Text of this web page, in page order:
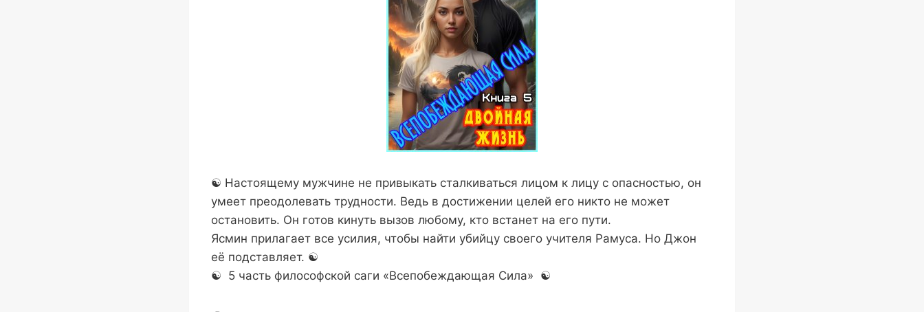
☯︎ ︎Настоящему мужчине не привыкать сталкиваться лицом к лицу с опасностью, он
умеет преодолевать трудности. Ведь в достижении целей его никто не может
остановить. Он готов кинуть вызов любому, кто встанет на его пути. ︎
Ясмин прилагает все усилия, чтобы найти убийцу своего учителя Рамуса. Но Джон
её подставляет. ☯︎
☯︎ ︎ 5 часть философской саги «Всепобеждающая Сила» ☯︎